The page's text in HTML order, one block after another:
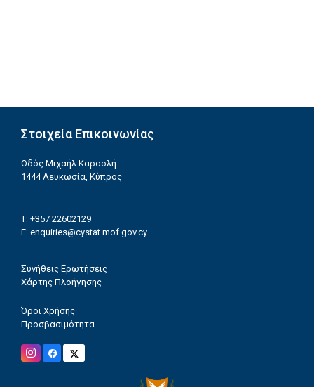
Στοιχεία Επικοινωνίας
Οδός Μιχαήλ Καραολή
1444 Λευκωσία, Κύπρος
T: +357 22602129
E: enquiries@cystat.mof.gov.cy
Συνήθεις Ερωτήσεις
Χάρτης Πλοήγησης
Όροι Χρήσης
Προσβασιμότητα